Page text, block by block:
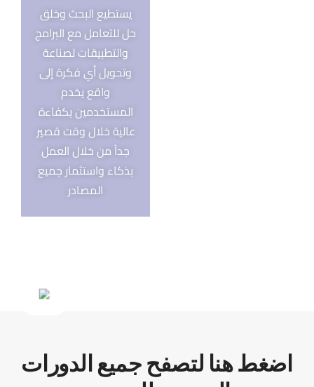
يستطيع البحث وخلق
حل للتعامل مع البرامج
والتطبيقات لصناعة
وتحويل أي فكرة إلى
واقع يخدم
المستخدمين بكفاءة
عالية خلال وقت قصير
جداً من خلال العمل
بذكاء واستثمار جميع
المصادر
اضغط هنا لتصفح جميع الدورات